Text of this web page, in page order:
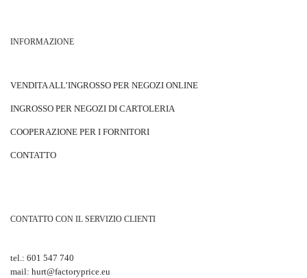
INFORMAZIONE
VENDITA ALL’INGROSSO PER NEGOZI ONLINE
INGROSSO PER NEGOZI DI CARTOLERIA
COOPERAZIONE PER I FORNITORI
CONTATTO
CONTATTO CON IL SERVIZIO CLIENTI
tel.: 601 547 740
mail: hurt@factoryprice.eu